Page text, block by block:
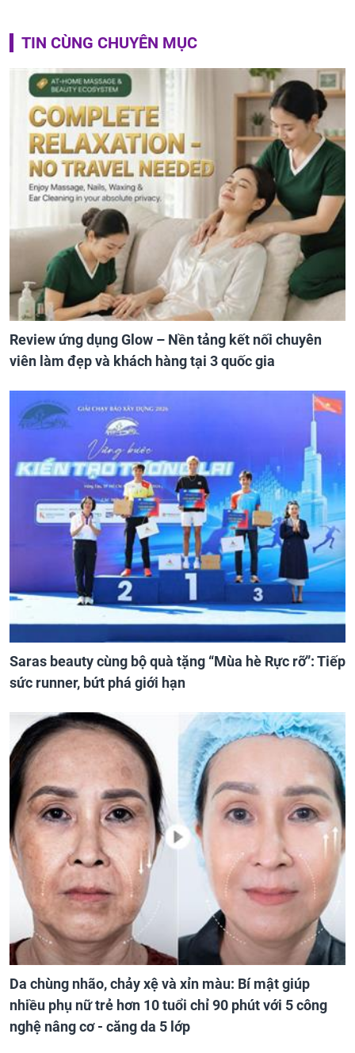
TIN CÙNG CHUYÊN MỤC
Review ứng dụng Glow – Nền tảng kết nối chuyên
viên làm đẹp và khách hàng tại 3 quốc gia
Saras beauty cùng bộ quà tặng “Mùa hè Rực rỡ”: Tiếp
sức runner, bứt phá giới hạn
Da chùng nhão, chảy xệ và xỉn màu: Bí mật giúp
nhiều phụ nữ trẻ hơn 10 tuổi chỉ 90 phút với 5 công
nghệ nâng cơ - căng da 5 lớp